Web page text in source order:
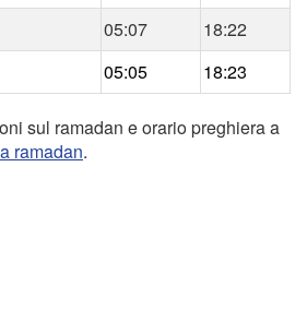
05:07
18:22
05:05 18:23
sul ramadan e orario preghiera a
ramadan.